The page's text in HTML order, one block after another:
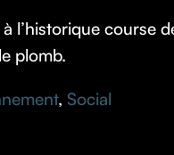
l’historique course
plomb.
, Social